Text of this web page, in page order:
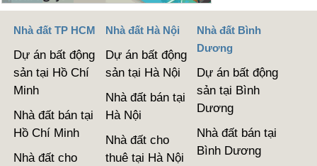
Nhà đất TP HCM
Dự án bất động
sản tại Hồ Chí
Minh
Nhà đất bán tại
Hồ Chí Minh
Nhà đất cho
Nhà đất Hà Nội
Dự án bất động
sản tại Hà Nội
Nhà đất bán tại
Hà Nội
Nhà đất cho
thuê tại Hà Nội
Nhà đất Bình
Dương
Dự án bất động
sản tại Bình
Dương
Nhà đất bán tại
Bình Dương